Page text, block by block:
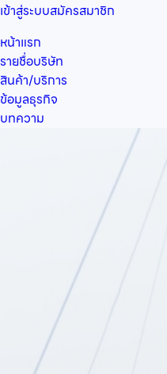
เข้าสู่ระบบสมัครสมาชิก
หน้าแรก
รายชื่อบริษัท
สินค้า/บริการ
ข้อมูลธุรกิจ
บทความ